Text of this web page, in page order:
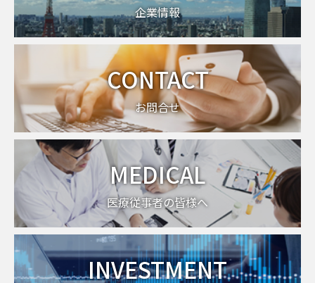
企業情報
CONTACT
お問合せ
MEDICAL
医療従事者の皆様へ
INVESTMENT